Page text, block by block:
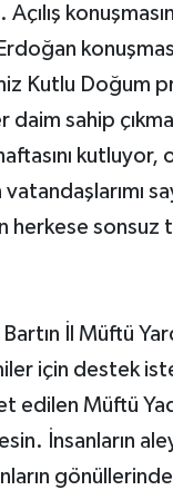
Kutlu Doğum
sahip
kutluyor,
herkese sonsuz
İl Müftü
için destek
edilen Müftü
İnsanların